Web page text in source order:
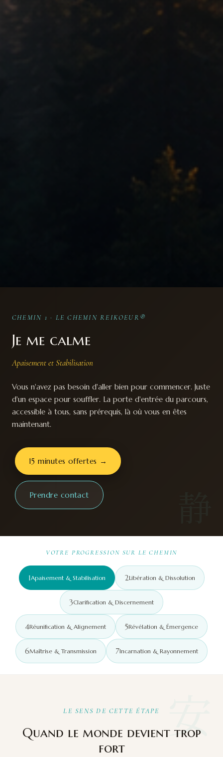
CHEMIN 1 · LE CHEMIN REIKOEUR®
Je me calme
Apaisement et Stabilisation
Vous n'avez pas besoin d'aller bien pour commencer. Juste
d'un espace pour souffler. La porte d'entrée du parcours,
accessible à tous, sans prérequis, là où vous en êtes
maintenant.
15 minutes offertes →
Prendre contact
VOTRE PROGRESSION SUR LE CHEMIN
1Apaisement & Stabilisation 2Libération & Dissolution
3Clarification & Discernement
4Réunification & Alignement 5Révélation & Émergence
6Maîtrise & Transmission 7Incarnation & Rayonnement
安
LE SENS DE CETTE ÉTAPE
Quand le monde devient trop
fort